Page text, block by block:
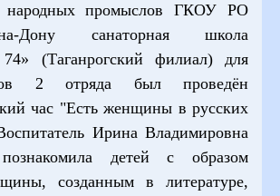
промыслов ГКОУ РО
на-Дону санаторная школа
(Таганрогский филиал) для
2 отряда был проведён
час "Есть женщины в русских
Ирина Владимировна
детей с образом
созданным в литературе,